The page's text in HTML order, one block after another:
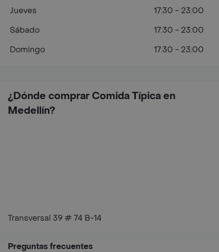
¿Dónde comprar Comida Típica en
Medellín?
Transversal 39 # 74 B-14
Jueves
17:30 - 23:00
Sábado
17:30 - 23:00
Domingo
17:30 - 23:00
Preguntas frecuentes